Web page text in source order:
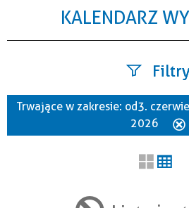
KALENDARZ
Szukana fraza
Trwające w zakresie: od 3.
2026